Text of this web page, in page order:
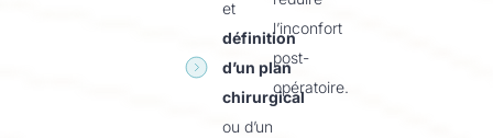
et
définition
d’un plan
chirurgical
ou d’un
l’inconfort
post-
opératoire.